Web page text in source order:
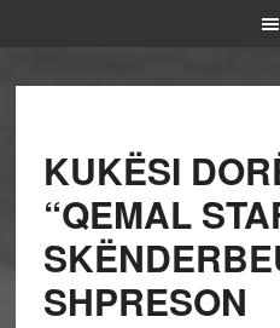
KUKËSI
“QEMAL
SHPRESON